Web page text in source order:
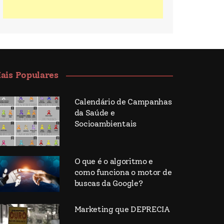
Populares
Calendário de Campanhas
da Saúde e
Socioambientais
O que é o algoritmo e
como funciona o motor de
buscas da Google?
Marketing que DEPRECIA